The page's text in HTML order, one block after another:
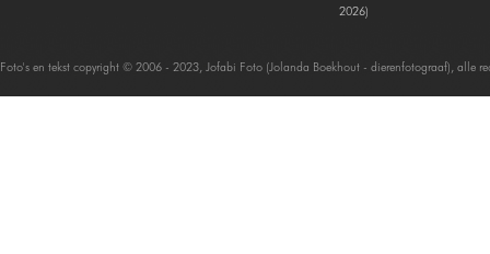
2026)
Foto's en tekst copyright © 2006 - 2023, Jofabi Foto (Jolanda Boekhout - dierenfotograaf), alle